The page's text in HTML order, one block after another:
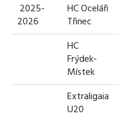
2025-
2026
HC Oceláři
Třinec
HC
Frýdek-
Místek
Extraligaia
U20